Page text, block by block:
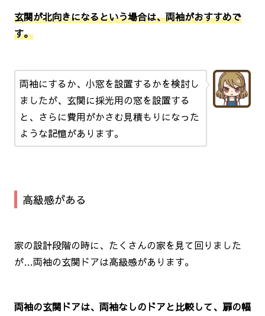
玄関が北向きになるという場合は、両袖がおすすめで
す。
両袖にするか、小窓を設置するかを検討し
ましたが、玄関に採光用の窓を設置する
と、さらに費用がかさむ見積もりになった
ような記憶があります。
高級感がある
家の設計段階の時に、たくさんの家を見て回りました
が…両袖の玄関ドアは高級感があります。
両袖の玄関ドアは、両袖なしのドアと比較して、扉の幅